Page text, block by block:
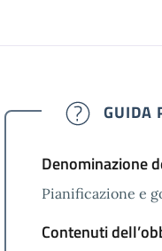
GUIDA
Denominazione
Pianificazione e
Contenuti